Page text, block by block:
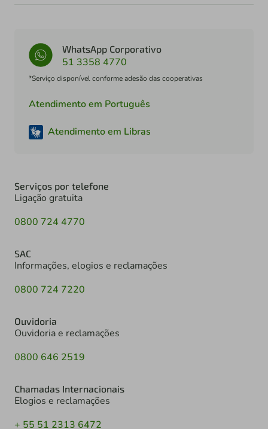
WhatsApp Corporativo
51 3358 4770
*Serviço disponível conforme adesão das cooperativas
Atendimento em Português
Atendimento em Libras
Serviços por telefone
Ligação gratuita
0800 724 4770
SAC
Informações, elogios e reclamações
0800 724 7220
Ouvidoria
Ouvidoria e reclamações
0800 646 2519
Chamadas Internacionais
Elogios e reclamações
+ 55 51 2313 6472